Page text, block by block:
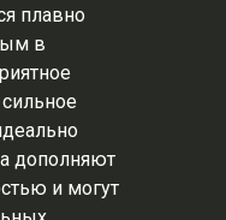
плавно
в
дополняют
и могут